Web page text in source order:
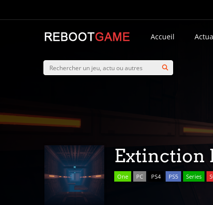
Accueil
Extinction
One PC PS4 PS5 Series